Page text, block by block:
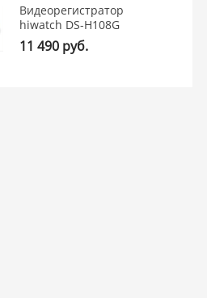
Видеорегистратор
hiwatch DS-H108G
11 490 руб.